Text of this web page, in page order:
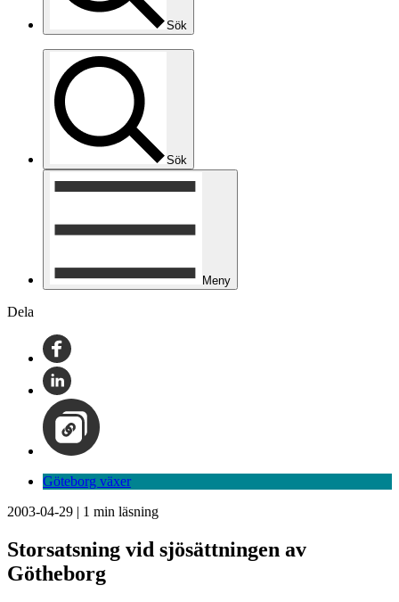
Sök
Sök
Meny
Dela
Göteborg växer
2003-04-29 | 1 min läsning
Storsatsning vid sjösättningen av
Götheborg